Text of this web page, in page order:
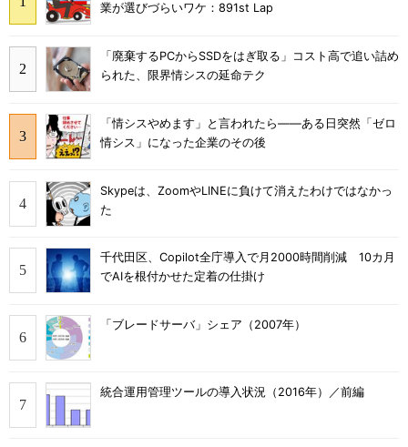
業が選びづらいワケ：891st Lap
「廃棄するPCからSSDをはぎ取る」コスト高で追い詰め
られた、限界情シスの延命テク
「情シスやめます」と言われたら――ある日突然「ゼロ
情シス」になった企業のその後
Skypeは、ZoomやLINEに負けて消えたわけではなかっ
た
千代田区、Copilot全庁導入で月2000時間削減 10カ月
でAIを根付かせた定着の仕掛け
「ブレードサーバ」シェア（2007年）
統合運用管理ツールの導入状況（2016年）／前編